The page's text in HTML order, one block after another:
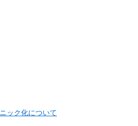
ック化について